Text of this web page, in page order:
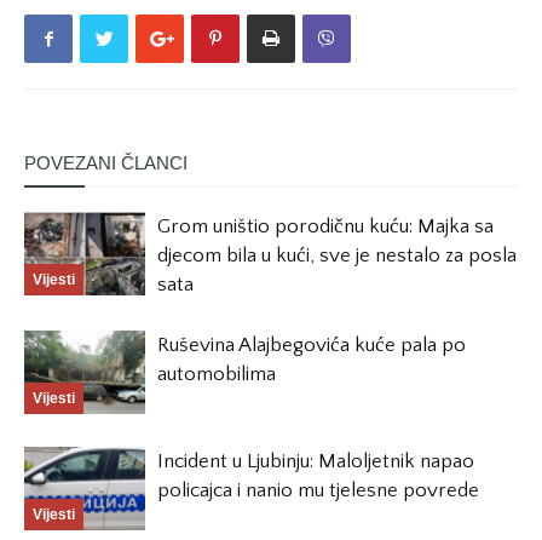
POVEZANI ČLANCI
Vijesti
Grom uništio porodičnu kuću: Majka sa
djecom bila u kući, sve je nestalo za posla
sata
Vijesti
Ruševina Alajbegovića kuće pala po
automobilima
Vijesti
Incident u Ljubinju: Maloljetnik napao
policajca i nanio mu tjelesne povrede